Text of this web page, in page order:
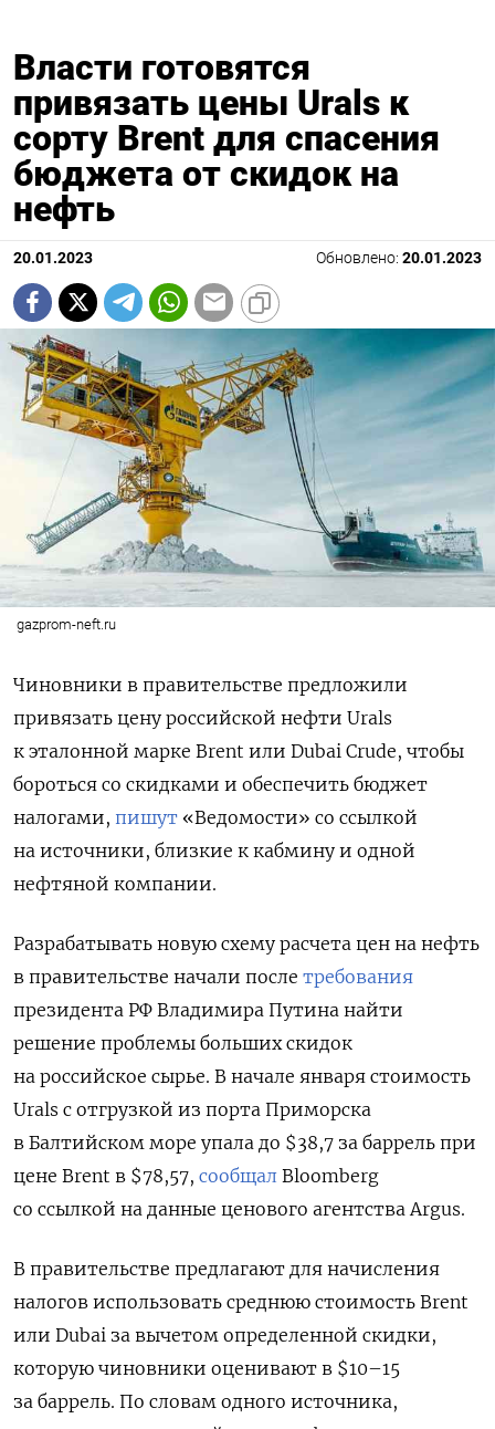
Власти готовятся
привязать цены Urals к
сорту Brent для спасения
бюджета от скидок на
нефть
20.01.2023 Обновлено: 20.01.2023
gazprom-neft.ru
Чиновники в правительстве предложили
привязать цену российской нефти Urals
к эталонной марке Brent или Dubai Crude, чтобы
бороться со скидками и обеспечить бюджет
налогами, пишут «Ведомости» со ссылкой
на источники, близкие к кабмину и одной
нефтяной компании.
Разрабатывать новую схему расчета цен на нефть
в правительстве начали после требования
президента РФ Владимира Путина найти
решение проблемы больших скидок
на российское сырье. В начале января стоимость
Urals с отгрузкой из порта Приморска
в Балтийском море упала до $38,7 за баррель при
цене Brent в $78,57, сообщал Bloomberg
со ссылкой на данные ценового агентства Argus.
В правительстве предлагают для начисления
налогов использовать среднюю стоимость Brent
или Dubai за вычетом определенной скидки,
которую чиновники оценивают в $10–15
за баррель. По словам одного источника,